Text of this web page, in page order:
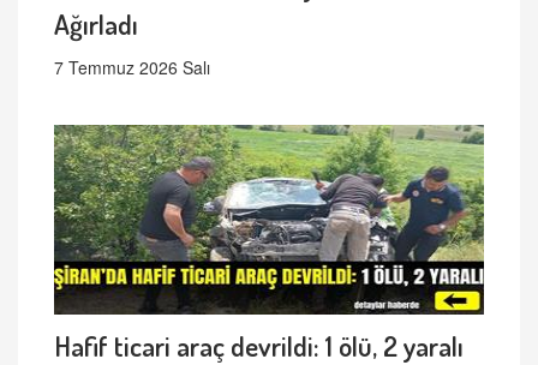
Ağırladı
7 Temmuz 2026 Salı
Hafif ticari araç devrildi: 1 ölü, 2 yaralı